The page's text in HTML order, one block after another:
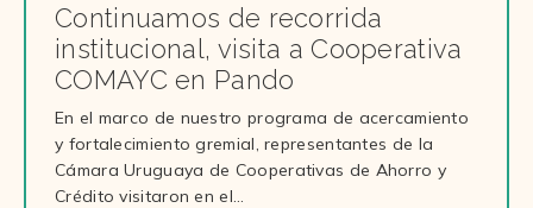
Continuamos de recorrida
institucional, visita a Cooperativa
COMAYC en Pando
En el marco de nuestro programa de acercamiento
y fortalecimiento gremial, representantes de la
Cámara Uruguaya de Cooperativas de Ahorro y
Crédito visitaron en el…